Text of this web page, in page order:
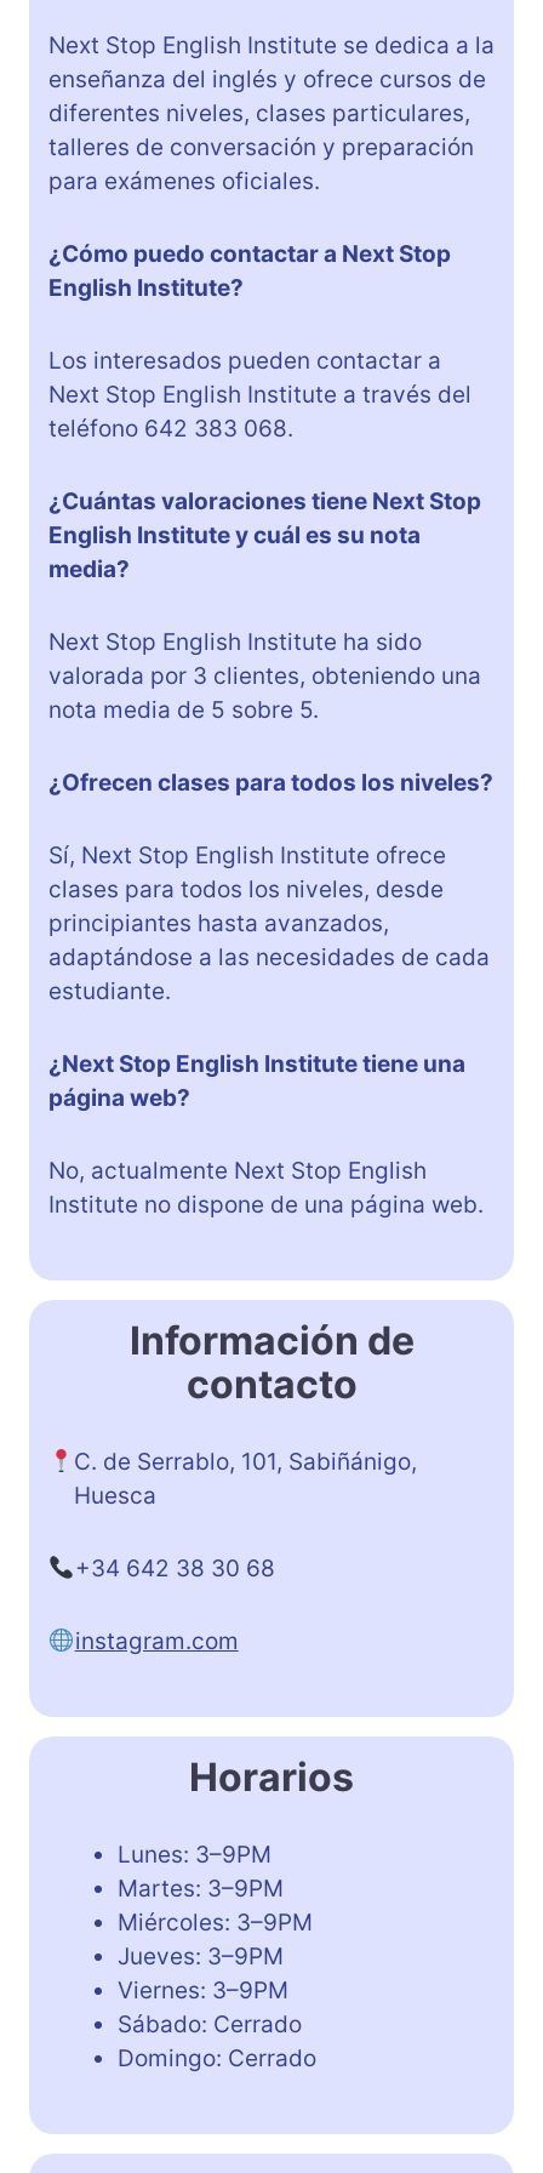
Next Stop English Institute se dedica a la
enseñanza del inglés y ofrece cursos de
diferentes niveles, clases particulares,
talleres de conversación y preparación
para exámenes oficiales.
¿Cómo puedo contactar a Next Stop
English Institute?
Los interesados pueden contactar a
Next Stop English Institute a través del
teléfono 642 383 068.
¿Cuántas valoraciones tiene Next Stop
English Institute y cuál es su nota
media?
Next Stop English Institute ha sido
valorada por 3 clientes, obteniendo una
nota media de 5 sobre 5.
¿Ofrecen clases para todos los niveles?
Sí, Next Stop English Institute ofrece
clases para todos los niveles, desde
principiantes hasta avanzados,
adaptándose a las necesidades de cada
estudiante.
¿Next Stop English Institute tiene una
página web?
No, actualmente Next Stop English
Institute no dispone de una página web.
Información de
contacto
C. de Serrablo, 101, Sabiñánigo,
Huesca
+34 642 38 30 68
instagram.com
Horarios
Lunes: 3–9PM
Martes: 3–9PM
Miércoles: 3–9PM
Jueves: 3–9PM
Viernes: 3–9PM
Sábado: Cerrado
Domingo: Cerrado